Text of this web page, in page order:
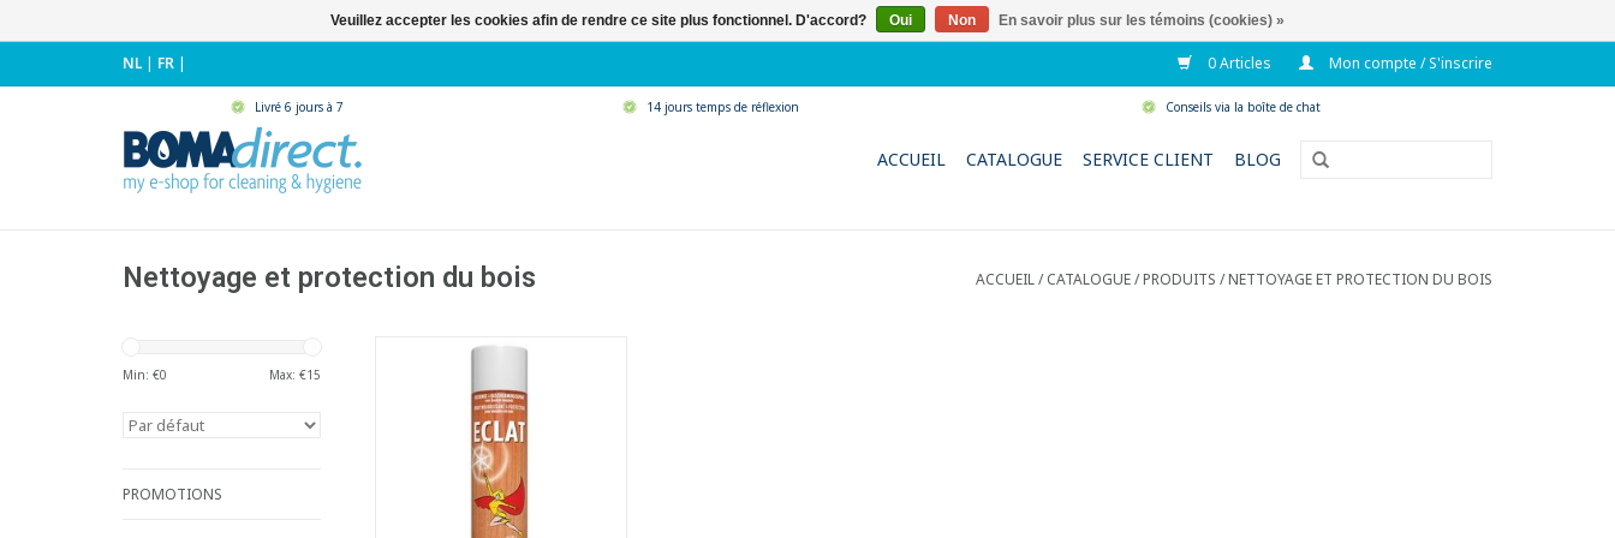
NL| FR | 0 Articles Mon compte / S'inscrire
Livré 6 jours à 7 14 jours temps de réflexion Conseils via la boîte de chat
ACCUEIL CATALOGUE SERVICE CLIENT BLOG
Nettoyage et protection du bois ACCUEIL/CATALOGUE/PRODUITS /NETTOYAGE ET PROTECTION DU BOIS
Min: €0 Max: €15
PROMOTIONS
Spray meuble sans silicone et à
- Nettoie et nourrit les meubles
en bois.
- Elimine les rayures et les
taches.
AJOUTER AU PANIER
Veuillez accepter les cookies afin de rendre ce site plus fonctionnel. D'accord? Oui Non En savoir plus sur les témoins (cookies) »